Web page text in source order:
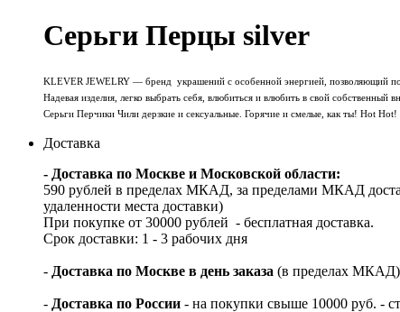
Серьги Перцы silver
KLEVER JEWELRY — бренд украшений с особенной энергией, позволяющий
Надевая изделия, легко выбрать себя, влюбиться и влюбить в свой собственный
Серьги Перчики Чили дерзкие и сексуальные. Горячие и смелые, как ты! Hot Hot!
Доставка
- Доставка по Москве и Московской области:
590 рублей в пределах МКАД, за пределами МКАД
удаленности места доставки)
При покупке от 30000 рублей - бесплатная доставка.
Срок доставки: 1 - 3 рабочих дня
- Доставка по Москве в день заказа (в пределах МКАД)
- Доставка по России - на покупки свыше 10000 руб. -